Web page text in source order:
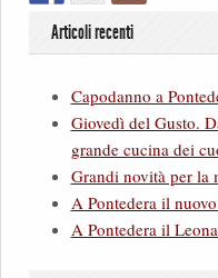
Articoli recenti
Capodanno a
Giovedì del Gusto.
grande cucina dei
Grandi novità per la
A Pontedera il
A Pontedera il